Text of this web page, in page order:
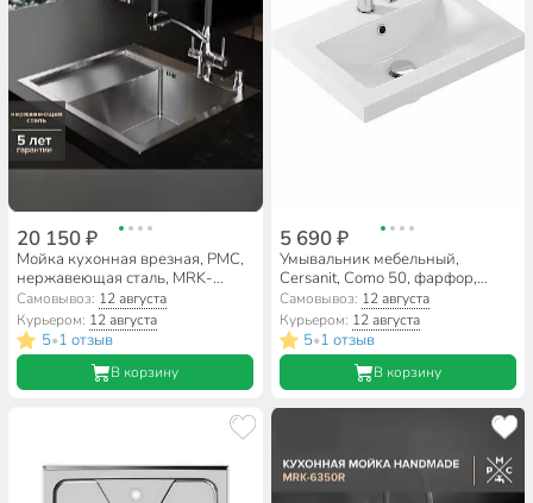
20 150 ₽
Мойка кухонная врезная, РМС,
нержавеющая сталь, MRK-
5851R
Самовывоз: 12 августа
Курьером: 12 августа
5•1 отзыв
В корзину
5 690 ₽
Умывальник мебельный,
Cersanit, Como 50, фарфор,
белый, S-UM-COM50/1
Самовывоз: 12 августа
Курьером: 12 августа
5•1 отзыв
В корзину